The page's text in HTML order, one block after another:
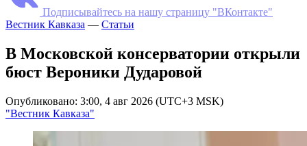
Подписывайтесь на нашу страницу "ВКонтакте"
Вестник Кавказа — Статьи
В Московской консерватории открыли
бюст Вероники Дударовой
Опубликовано: 3:00, 4 авг 2026 (UTC+3 MSK)
"Вестник Кавказа"